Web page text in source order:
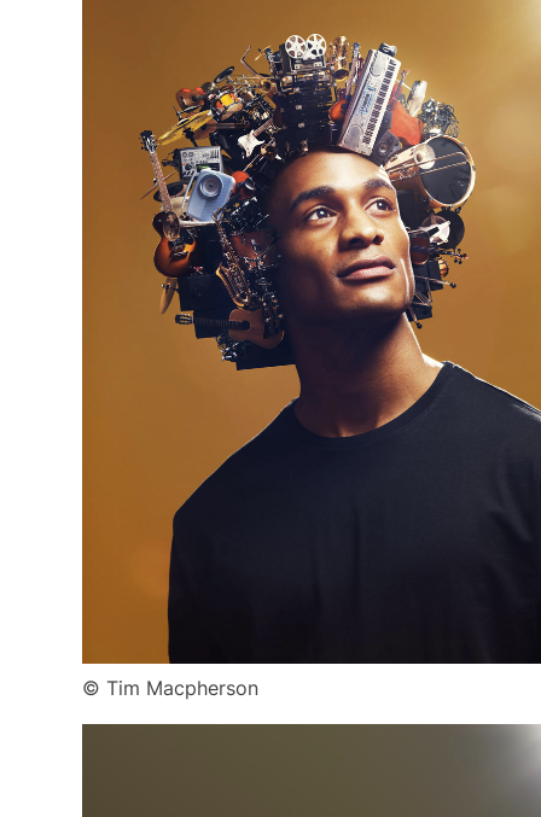
© Tim Macpherson